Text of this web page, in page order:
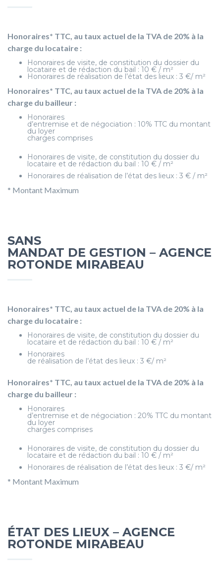
Honoraires* TTC, au taux actuel de la TVA de 20% à la
charge du locataire :
Honoraires de visite, de constitution du dossier du
locataire et de rédaction du bail : 10 € / m²
Honoraires de réalisation de l’état des lieux : 3 €/ m²
Honoraires* TTC, au taux actuel de la TVA de 20% à la
charge du bailleur :
Honoraires
d’entremise et de négociation : 10% TTC du montant
du loyer
charges comprises
Honoraires de visite, de constitution du dossier du
locataire et de rédaction du bail : 10 € / m²
Honoraires de réalisation de l’état des lieux : 3 € / m²
* Montant Maximum
SANS
MANDAT DE GESTION – AGENCE
ROTONDE MIRABEAU
Honoraires* TTC, au taux actuel de la TVA de 20% à la
charge du locataire :
Honoraires de visite, de constitution du dossier du
locataire et de rédaction du bail : 10 € / m²
Honoraires
de réalisation de l’état des lieux : 3 €/ m²
Honoraires* TTC, au taux actuel de la TVA de 20% à la
charge du bailleur :
Honoraires
d’entremise et de négociation : 20% TTC du montant
du loyer
charges comprises
Honoraires de visite, de constitution du dossier du
locataire et de rédaction du bail : 10 € / m²
Honoraires de réalisation de l’état des lieux : 3 €/ m²
* Montant Maximum
ÉTAT DES LIEUX – AGENCE
ROTONDE MIRABEAU